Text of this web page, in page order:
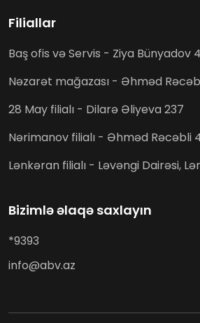
Filiallar
Baş ofis və Servis - Ziya Bünyadov
Nəzarət mağazası - Əhməd
28 May filialı - Dilarə Əliyeva 237
Nərimanov filialı - Əhməd Rəcəbli
Lənkəran filialı - Ləvəngi Dairəsi,
Bizimlə əlaqə saxlayın
*9393
info@abv.az